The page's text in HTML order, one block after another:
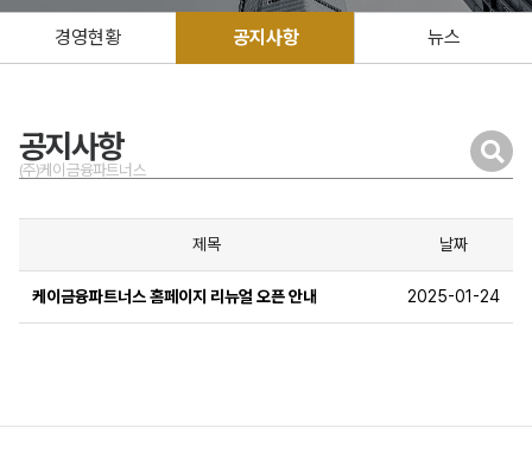
경영현황 공지사항 뉴스
공지사항
(주)케이금융파트너스
제목 날짜
케이금융파트너스 홈페이지 리뉴얼 오픈 안내 2025-01-24